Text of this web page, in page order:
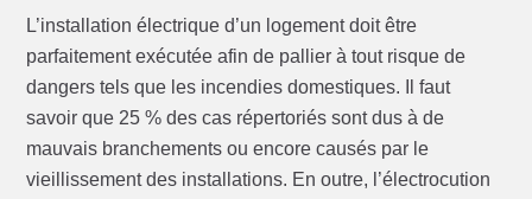
L’installation électrique d’un logement doit être
parfaitement exécutée afin de pallier à tout risque de
dangers tels que les incendies domestiques. Il faut
savoir que 25 % des cas répertoriés sont dus à de
mauvais branchements ou encore causés par le
vieillissement des installations. En outre, l’électrocution